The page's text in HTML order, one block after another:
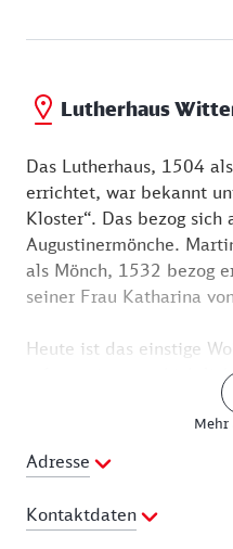
Lutherhaus
Das Lutherhaus, 1504
errichtet, war bekannt
Kloster“. Das bezog
Augustinermönche.
als Mönch, 1532 bezog
seiner Frau Katharina
Heute ist das einstige
Dauerausstellung
Martin Luthers sowie
zur Zeit der Reformation.
Exponaten gehören
Gebote-Tafel von Lucas
Handschriften und
Mehr
Adresse
Kontaktdaten